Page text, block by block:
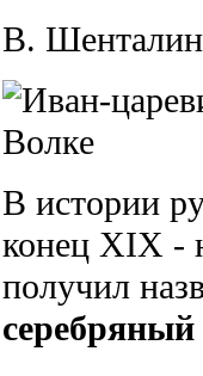
В.
В истории
конец XIX -
получил
серебряный